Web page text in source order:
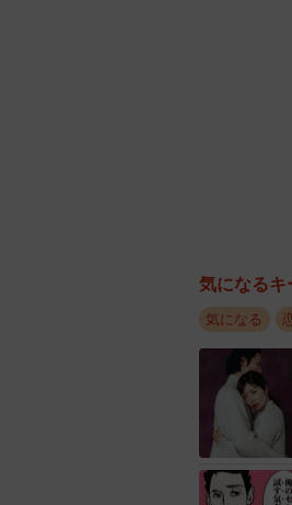
の女性も、
かなと思い
ーーこの
白秋：ラ
か、不倫カ
です。
気になるキ
気になる